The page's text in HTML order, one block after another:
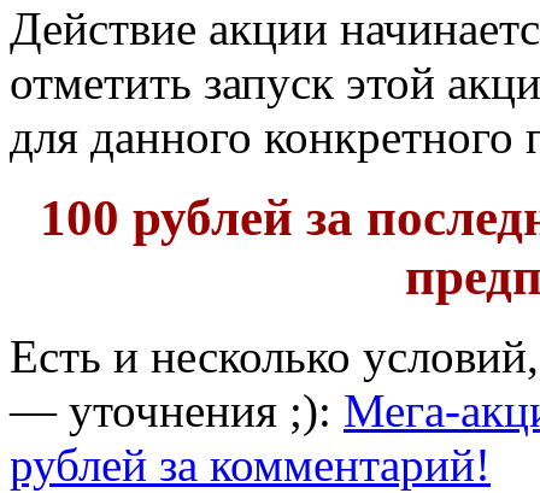
Действие акции
отметить запуск этой
для данного
100 рублей за
Есть и несколько
— уточнения ;): Мега-
рублей за комментарий!